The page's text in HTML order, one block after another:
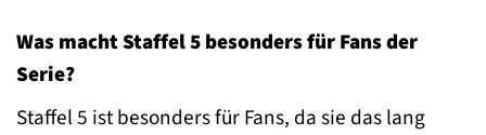
Was macht Staffel 5 besonders für Fans der
Serie?
Staffel 5 ist besonders für Fans, da sie das lang